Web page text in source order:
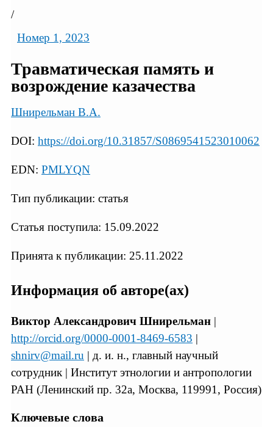
/
Номер 1, 2023
Травматическая память и
возрождение казачества
Шнирельман В.А.
DOI: https://doi.org/10.31857/S0869541523010062
EDN: PMLYQN
Тип публикации: статья
Статья поступила: 15.09.2022
Принята к публикации: 25.11.2022
Информация об авторе(ах)
Виктор Александрович Шнирельман |
http://orcid.org/0000-0001-8469-6583 |
shnirv@mail.ru | д. и. н., главный научный
сотрудник | Институт этнологии и антропологии
РАН (Ленинский пр. 32а, Москва, 119991, Россия)
Ключевые слова